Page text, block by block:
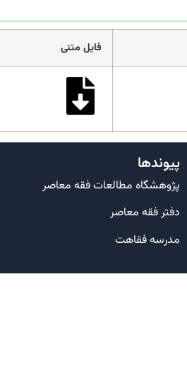
فایل متنی
پیوندها
پژوهشگاه مطالعات فقه معاصر
دفتر فقه معاصر
مدرسه فقاهت